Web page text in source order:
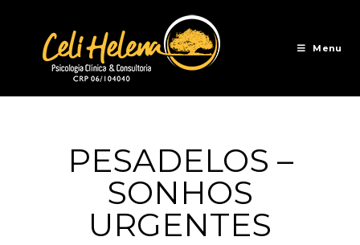
Menu
PESADELOS –
SONHOS
URGENTES